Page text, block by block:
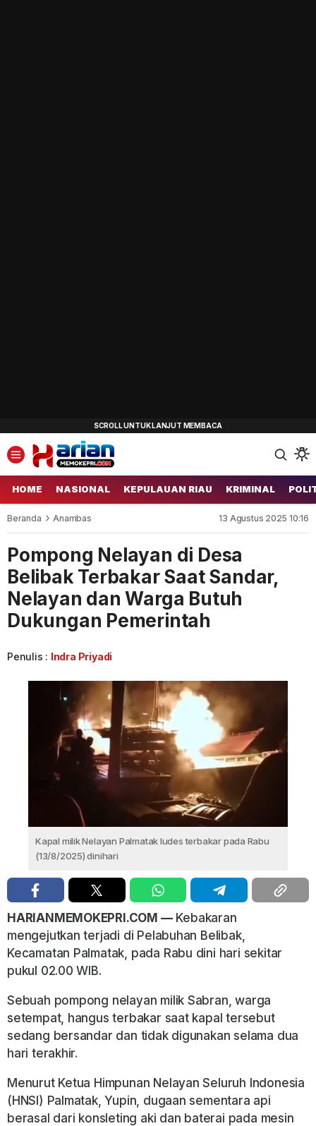
HOME NASIONAL KEPULAUAN RIAU KRIMINAL
Beranda Anambas 13 Agustus 2025 10:16
Pompong Nelayan di Desa
Belibak Terbakar Saat Sandar,
Nelayan dan Warga Butuh
Dukungan Pemerintah
Penulis : Indra Priyadi
Kapal milik Nelayan Palmatak ludes terbakar pada Rabu
(13/8/2025) dinihari
HARIANMEMOKEPRI.COM —Kebakaran
mengejutkan terjadi di Pelabuhan Belibak,
Kecamatan Palmatak, pada Rabu dini hari sekitar
pukul 02.00 WIB.
Sebuah pompong nelayan milik Sabran, warga
setempat, hangus terbakar saat kapal tersebut
sedang bersandar dan tidak digunakan selama dua
hari terakhir.
Menurut Ketua Himpunan Nelayan Seluruh Indonesia
(HNSI) Palmatak, Yupin, dugaan sementara api
berasal dari konsleting aki dan baterai pada mesin